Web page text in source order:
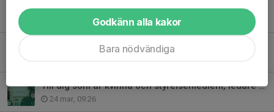
Konstgräset besiktigat
Anmäl intresse att jobba på Pilsbocupen 2026
Till dig som är kvinna och styrelsemedlem, ledare eller tränare....
24 mar, 09:26
Godkänn alla kakor
Bara nödvändiga